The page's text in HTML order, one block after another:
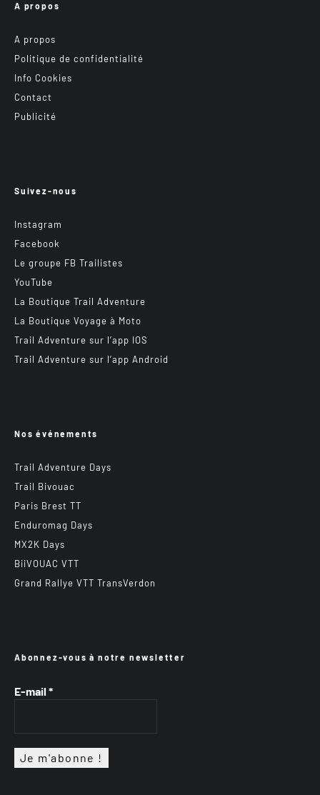
A propos
A propos
Politique de confidentialité
Info Cookies
Contact
Publicité
Suivez-nous
Instagram
Facebook
Le groupe FB Trailistes
YouTube
La Boutique Trail Adventure
La Boutique Voyage à Moto
Trail Adventure sur l’app IOS
Trail Adventure sur l’app Android
Nos événements
Trail Adventure Days
Trail Bivouac
Paris Brest TT
Enduromag Days
MX2K Days
BiiVOUAC VTT
Grand Rallye VTT TransVerdon
Abonnez-vous à notre newsletter
E-mail *